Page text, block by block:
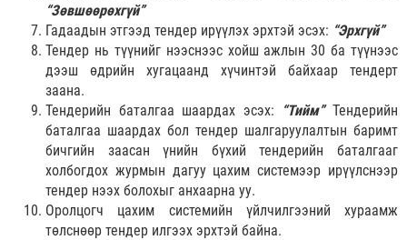
“Зөвшөөрөхгүй”
Гадаадын этгээд тендер ирүүлэх эрхтэй эсэх: “Эрхгүй”
Тендер нь түүнийг нээснээс хойш ажлын 30 ба түүнээс
дээш өдрийн хугацаанд хүчинтэй байхаар тендерт
заана.
Тендерийн баталгаа шаардах эсэх:
“Тийм”Тендерийн
баталгаа шаардах бол тендер шалгаруулалтын баримт
бичгийн заасан үнийн бүхий тендерийн баталгааг
холбогдох журмын дагуу цахим системээр ирүүлснээр
тендер нээх болохыг анхаарна уу.
Оролцогч цахим системийн үйлчилгээний хураамж
төлснөөр тендер илгээх эрхтэй байна.